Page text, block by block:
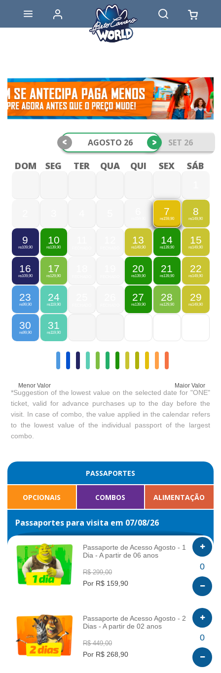
AGOSTO 26 SET 26
< >
DOM SEG TER QUA QUI SEX SÁB
7
R$159,90
8
R$149,90
9
R$109,90
10
R$139,90
13
R$149,90
14
R$139,90
15
R$149,90
16
R$109,90
17
R$129,90
20
R$139,90
21
R$139,90
22
R$149,90
23
R$99,90
24
R$119,90
27
R$139,90
28
R$129,90
29
R$149,90
30
R$99,90
31
R$119,90
Menor Valor Maior Valor
*Suggestion of the lowest value on the selected date for "ONE"
ticket, valid for advance purchases up to the day before the
visit. In case of combo, the value applied in the calendar refers
to the lowest value of the individual passport of the largest
combo.
PASSAPORTES
OPCIONAIS COMBOS ALIMENTAÇÃO
Passaportes para visita em 07/08/26
INFO
Passaporte de Acesso Agosto - 1
Dia - A partir de 06 anos
R$ 299,00
Por R$ 159,90
0
INFO
Passaporte de Acesso Agosto - 2
Dias - A partir de 02 anos
R$ 449,00
Por R$ 268,90
0